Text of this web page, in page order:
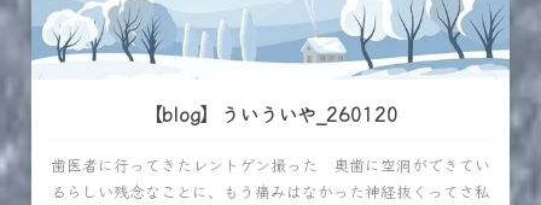
【blog】ういういや_260120
歯医者に行ってきたレントゲン撮った 奥歯に空洞ができてい
るらしい残念なことに、もう痛みはなかった神経抜くってさ私